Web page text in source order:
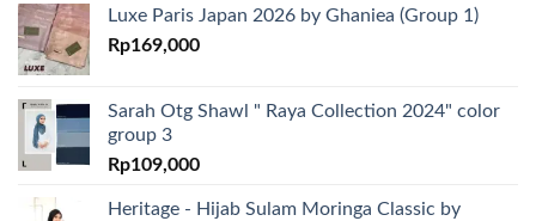
Luxe Paris Japan 2026 by Ghaniea (Group 1)
Rp169,000
Sarah Otg Shawl " Raya Collection 2024" color
group 3
Rp109,000
Heritage - Hijab Sulam Moringa Classic by